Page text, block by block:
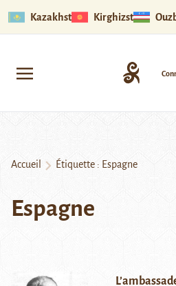
Kazakhstan Kirghizstan
Accueil Étiquette : Espagne
Espagne